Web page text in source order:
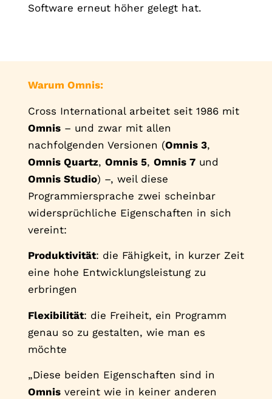
Software erneut höher gelegt hat.
Warum Omnis:
Cross International arbeitet seit 1986 mit
Omnis– und zwar mit allen
nachfolgenden Versionen (Omnis 3,
Omnis Quartz, Omnis 5, Omnis 7und
Omnis Studio) –, weil diese
Programmiersprache zwei scheinbar
widersprüchliche Eigenschaften in sich
vereint:
Produktivität: die Fähigkeit, in kurzer Zeit
eine hohe Entwicklungsleistung zu
erbringen
Flexibilität: die Freiheit, ein Programm
genau so zu gestalten, wie man es
möchte
„Diese beiden Eigenschaften sind in
Omnisvereint wie in keiner anderen